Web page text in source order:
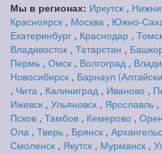
Мы в регионах: Иркутск ,
Красноярск , Москва , Южно-
Екатеринбург , Краснодар ,
Владивосток , Татарстан ,
Пермь , Омск , Волгоград ,
Новосибирск , Барнаул
, Чита , Калиниград , Иваново ,
Ижевск , Ульяновск , Ярославль ,
Псков , Тамбов , Кемерово ,
Ола , Тверь , Брянск ,
Смоленск , Якутск , Мурманск ,